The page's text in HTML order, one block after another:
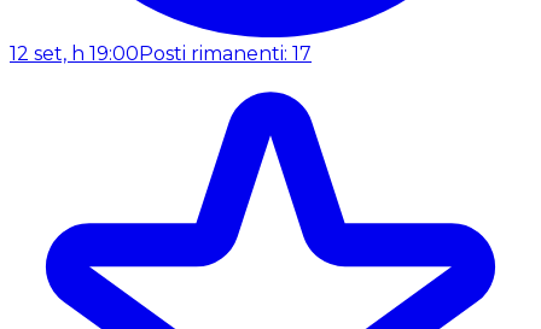
12 set, h 19:00 Posti rimanenti: 17